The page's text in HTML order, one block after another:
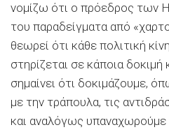
νομίζω ότι ο πρόεδρος των
του παραδείγματα από
θεωρεί ότι κάθε πολιτική
στηρίζεται σε κάποια
σημαίνει ότι δοκιμάζουμε,
με την τράπουλα, τις
και αναλόγως υπαναχωρούμε